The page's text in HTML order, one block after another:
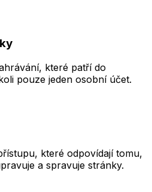
které patří do
pouze jeden osobní účet.
které odpovídají tomu,
a spravuje stránky.